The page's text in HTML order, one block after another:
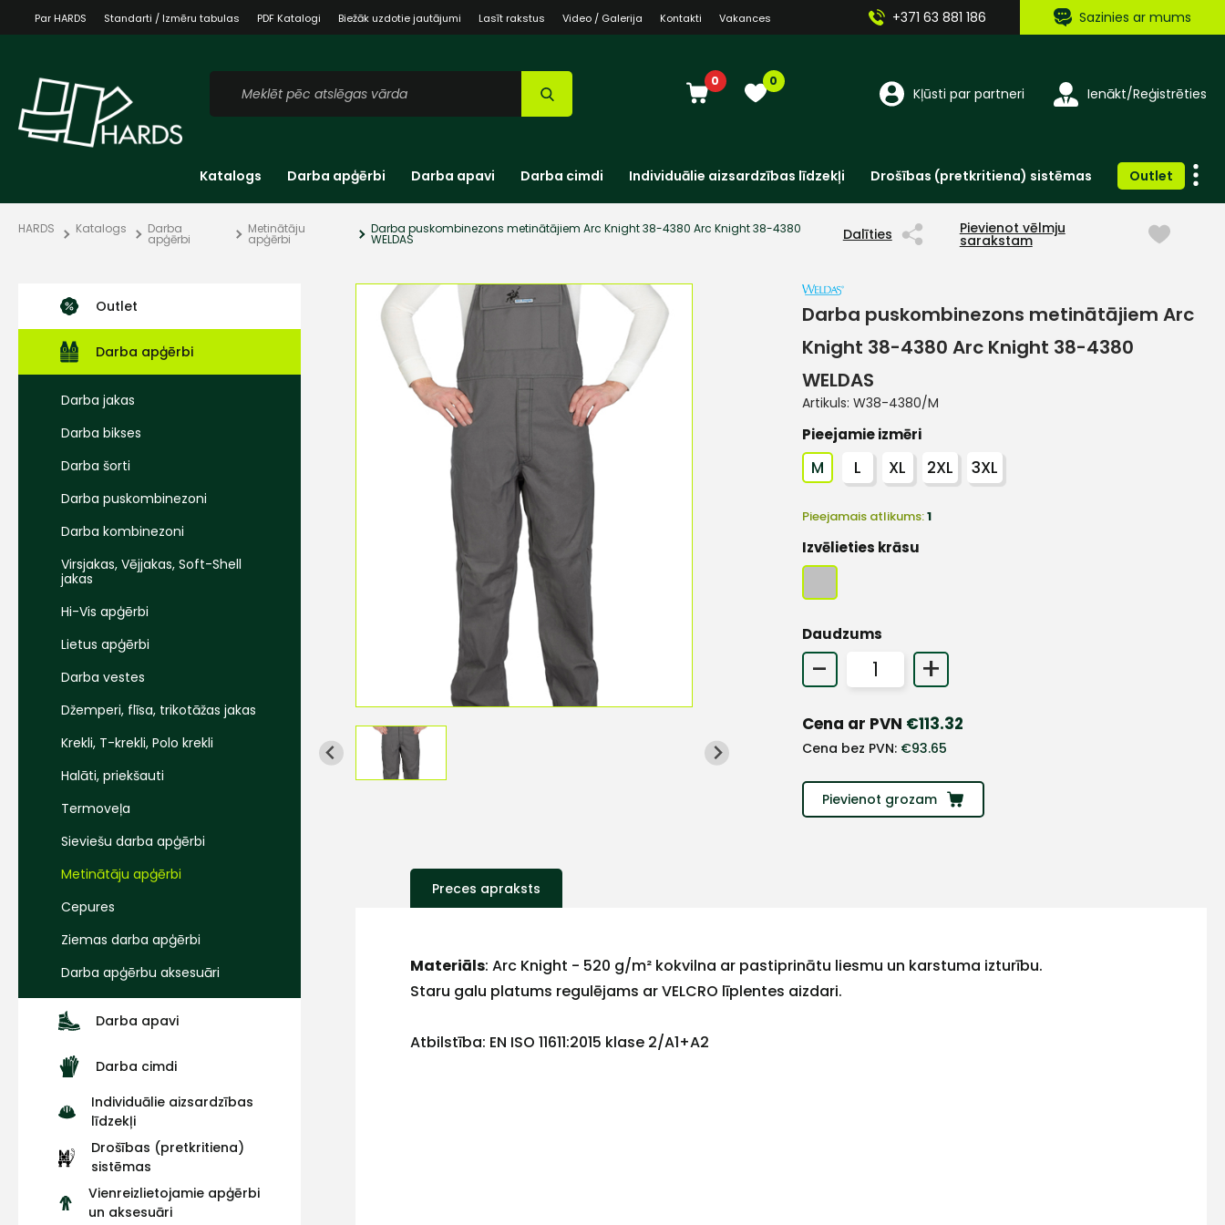
Par HARDS Standarti / Izmēru tabulas PDF Katalogi Biežāk uzdotie jautājumi Lasīt rakstus Video / Galerija Kontakti Vakances +371 63 881 186 Sazinies ar mums
0 0
Kļūsti par partneri Ienākt/Reģistrēties
Katalogs Darba apģērbi Darba apavi Darba cimdi Individuālie aizsardzības līdzekļi Drošības (pretkritiena) sistēmas Outlet
HARDS Katalogs Darba
apģērbi
Metinātāju
apģērbi
Darba puskombinezons metinātājiem Arc Knight 38-4380 Arc Knight 38-4380
WELDAS Dalīties Pievienot vēlmju
sarakstam
Outlet
Darba apģērbi
Darba jakas
Darba bikses
Darba šorti
Darba puskombinezoni
Darba kombinezoni
Virsjakas, Vējjakas, Soft-Shell
jakas
Hi-Vis apģērbi
Lietus apģērbi
Darba vestes
Džemperi, flīsa, trikotāžas jakas
Krekli, T-krekli, Polo krekli
Halāti, priekšauti
Termoveļa
Sieviešu darba apģērbi
Metinātāju apģērbi
Cepures
Ziemas darba apģērbi
Darba apģērbu aksesuāri
Darba apavi
Darba cimdi
Individuālie aizsardzības
līdzekļi
Drošības (pretkritiena)
sistēmas
Vienreizlietojamie apģērbi
un aksesuāri
Darba puskombinezons metinātājiem Arc
Knight 38-4380 Arc Knight 38-4380
WELDAS
Artikuls: W38-4380/M
Pieejamie izmēri
M L XL 2XL 3XL
Pieejamais atlikums:1
Izvēlieties krāsu
Daudzums
- +
Cena ar PVN €113.32
Cena bez PVN: €93.65
Pievienot grozam
Preces apraksts
Materiāls: Arc Knight - 520 g/m² kokvilna ar pastiprinātu liesmu un karstuma izturību.
Staru galu platums regulējams ar VELCRO līplentes aizdari.
Atbilstība: EN ISO 11611:2015 klase 2/A1+A2
+